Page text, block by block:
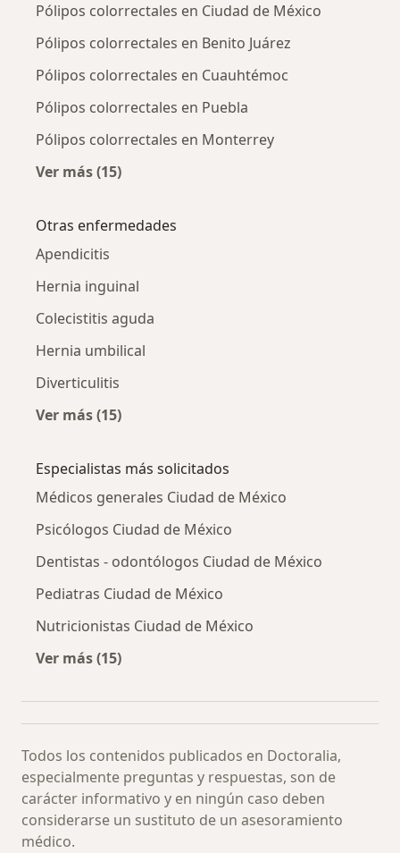
Pólipos colorrectales en Ciudad de México
Pólipos colorrectales en Benito Juárez
Pólipos colorrectales en Cuauhtémoc
Pólipos colorrectales en Puebla
Pólipos colorrectales en Monterrey
Ver más (15)
Otras enfermedades
Apendicitis
Hernia inguinal
Colecistitis aguda
Hernia umbilical
Diverticulitis
Ver más (15)
Especialistas más solicitados
Médicos generales Ciudad de México
Psicólogos Ciudad de México
Dentistas - odontólogos Ciudad de México
Pediatras Ciudad de México
Nutricionistas Ciudad de México
Ver más (15)
Todos los contenidos publicados en Doctoralia,
especialmente preguntas y respuestas, son de
carácter informativo y en ningún caso deben
considerarse un sustituto de un asesoramiento
médico.